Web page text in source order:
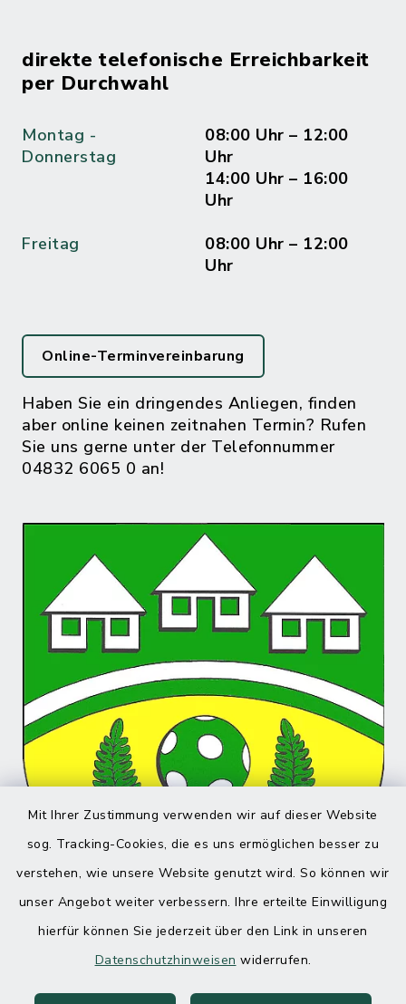
Mit Ihrer Zustimmung verwenden wir auf dieser Website
sog. Tracking-Cookies, die es uns ermöglichen besser zu
verstehen, wie unsere Website genutzt wird. So können wir
unser Angebot weiter verbessern. Ihre erteilte Einwilligung
hierfür können Sie jederzeit über den Link in unseren
Datenschutzhinweisen widerrufen.
direkte telefonische Erreichbarkeit
per Durchwahl
Montag -
Donnerstag
08:00 Uhr – 12:00
Uhr
14:00 Uhr – 16:00
Uhr
Freitag
08:00 Uhr – 12:00
Uhr
Online-Terminvereinbarung
Haben Sie ein dringendes Anliegen, finden
aber online keinen zeitnahen Termin? Rufen
Sie uns gerne unter der Telefonnummer
04832 6065 0 an!